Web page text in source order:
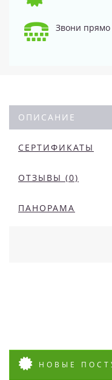
Звони прямо
ОПИСАНИЕ
СЕРТИФИКАТЫ
ОТЗЫВЫ (0)
ПАНОРАМА
НОВЫЕ